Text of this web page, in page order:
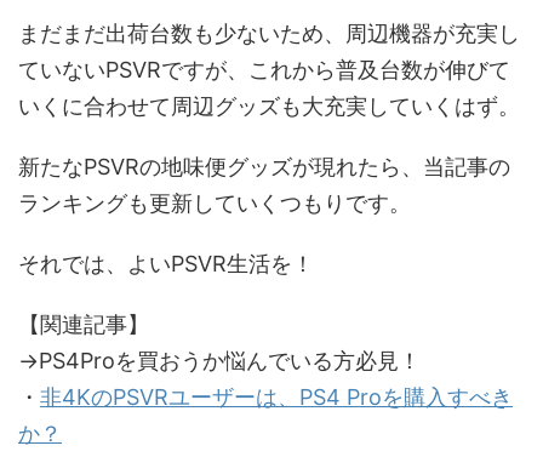
まだまだ出荷台数も少ないため、周辺機器が充実し
ていないPSVRですが、これから普及台数が伸びて
いくに合わせて周辺グッズも大充実していくはず。
新たなPSVRの地味便グッズが現れたら、当記事の
ランキングも更新していくつもりです。
それでは、よいPSVR生活を！
【関連記事】
→PS4Proを買おうか悩んでいる方必見！
・ 非4KのPSVRユーザーは、PS4 Proを購入すべき
か？